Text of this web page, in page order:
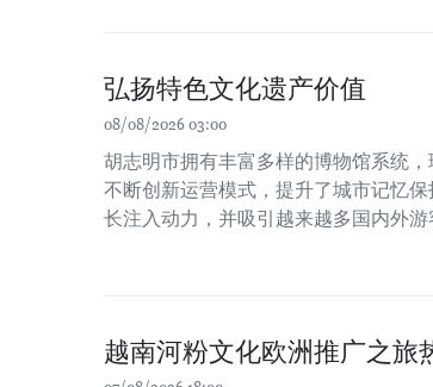
弘扬特色文化遗产价值
08/08/2026 03:00
胡志明市拥有丰富多样的博物馆系统
不断创新运营模式，提升了城市记忆
长注入动力，并吸引越来越多国内外游
越南河粉文化欧洲推广之旅